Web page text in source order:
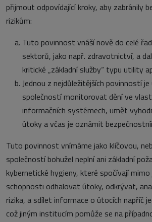
přijmout odpovídající kroky, aby zabránily
rizikům:
Tuto povinnost vnáší nově do celé
sektorů, jako např. zdravotnictví, a
kritické „základní služby“ typu utility
Jednou z nejdůležitějších povinností
společností monitorovat dění ve
informačních systémech, umět
útoky a včas je oznámit
Tuto povinnost vnímáme jako klíčovou,
společností bohužel neplní ani základní
kybernetické hygieny, které spočívají mimo
schopnosti odhalovat útoky, odkrývat,
rizika, a sdílet informace o útocích napříč
což jiným institucím pomůže se na